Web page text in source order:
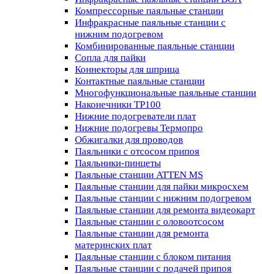
Компрессорные паяльные станции
Инфракрасные паяльные станции с
нижним подогревом
Комбинированные паяльные станции
Сопла для пайки
Коннекторы для шприца
Контактные паяльные станции
Многофункциональные паяльные станции
Наконечники TP100
Нижние подогреватели плат
Нижние подогревы Термопро
Обжигалки для проводов
Паяльники с отсосом припоя
Паяльники-пинцеты
Паяльные станции ATTEN MS
Паяльные станции для пайки микросхем
Паяльные станции с нижним подогревом
Паяльные станции для ремонта видеокарт
Паяльные станции с оловоотсосом
Паяльные станции для ремонта
материнских плат
Паяльные станции с блоком питания
Паяльные станции с подачей припоя